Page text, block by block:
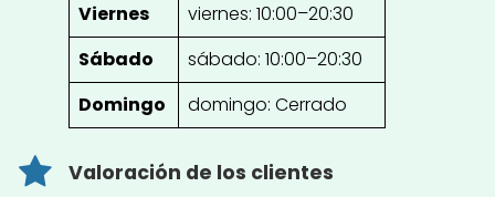
Viernes
viernes: 10:00–20:30
Sábado
sábado: 10:00–20:30
Domingo
domingo: Cerrado
Valoración de los clientes